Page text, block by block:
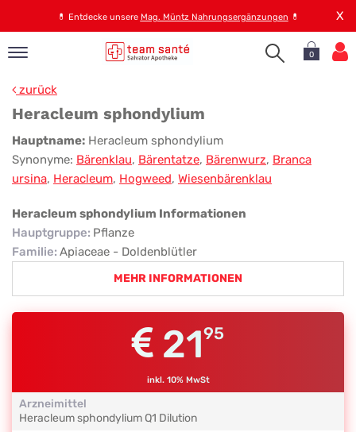
💊 Entdecke unsere Mag. Müntz Nahrungsergänzungen 💊 X
0
zurück
Heracleum sphondylium
Heracleum
sphondylium
Hauptname: Heracleum sphondylium
Synonyme: Bärenklau, Bärentatze, Bärenwurz, Branca
ursina, Heracleum, Hogweed, Wiesenbärenklau
Heracleum sphondylium Informationen
Hauptgruppe: Pflanze
Familie: Apiaceae - Doldenblütler
MEHR INFORMATIONEN
2195
inkl. 10% MwSt
Arzneimittel
Heracleum sphondylium Q1 Dilution